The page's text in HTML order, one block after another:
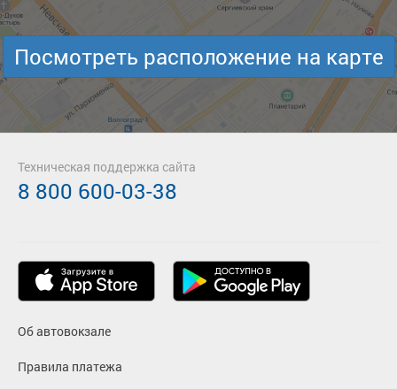
Посмотреть расположение на карте
Об автовокзале
Правила платежа
Техническая поддержка сайта
8 800 600-03-38